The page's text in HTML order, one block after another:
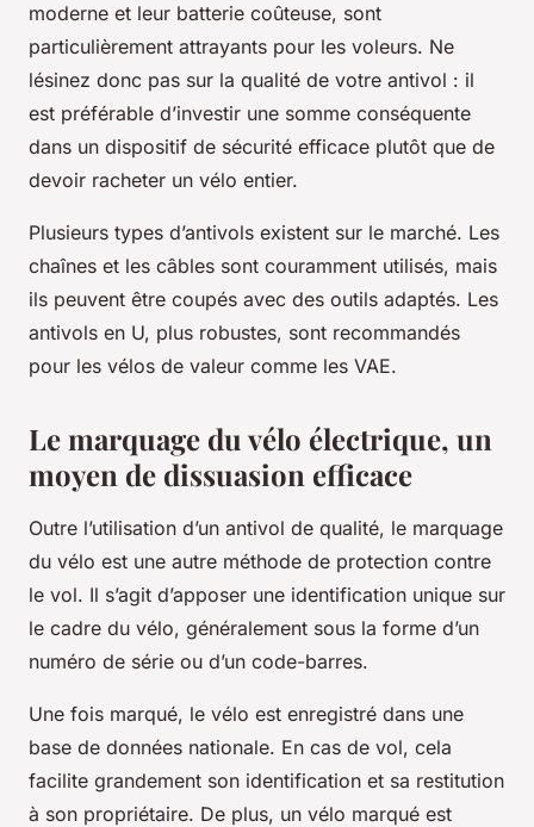
moderne et leur batterie coûteuse, sont
particulièrement attrayants pour les voleurs. Ne
lésinez donc pas sur la qualité de votre antivol : il
est préférable d’investir une somme conséquente
dans un dispositif de sécurité efficace plutôt que de
devoir racheter un vélo entier.
Plusieurs types d’antivols existent sur le marché. Les
chaînes et les câbles sont couramment utilisés, mais
ils peuvent être coupés avec des outils adaptés. Les
antivols en U, plus robustes, sont recommandés
pour les vélos de valeur comme les VAE.
Le marquage du vélo électrique, un
moyen de dissuasion efficace
Outre l’utilisation d’un antivol de qualité, le marquage
du vélo est une autre méthode de protection contre
le vol. Il s’agit d’apposer une identification unique sur
le cadre du vélo, généralement sous la forme d’un
numéro de série ou d’un code-barres.
Une fois marqué, le vélo est enregistré dans une
base de données nationale. En cas de vol, cela
facilite grandement son identification et sa restitution
à son propriétaire. De plus, un vélo marqué est